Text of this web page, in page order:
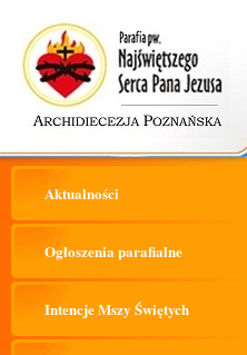
Aktualności
Ogłoszenia parafialne
Intencje Mszy Świętych